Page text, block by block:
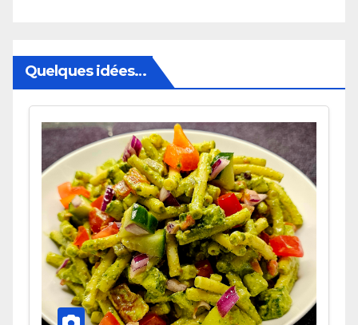
Quelques idées…